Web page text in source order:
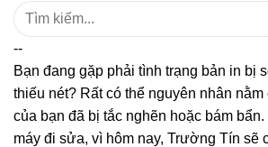
Tìm
--
Bạn đang gặp phải tình trạng bản in bị
thiếu nét? Rất có thể nguyên nhân
của bạn đã bị tắc nghẽn hoặc bám
máy đi sửa, vì hôm nay, Trường Tín sẽ